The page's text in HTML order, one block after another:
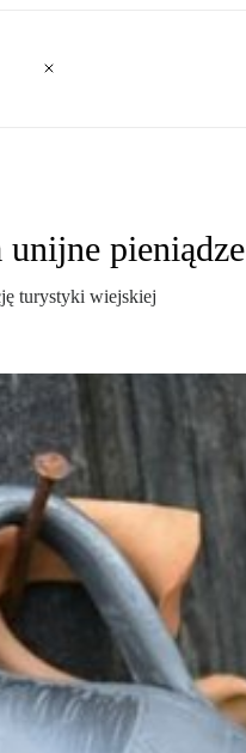
pieniądze
turystyki wiejskiej